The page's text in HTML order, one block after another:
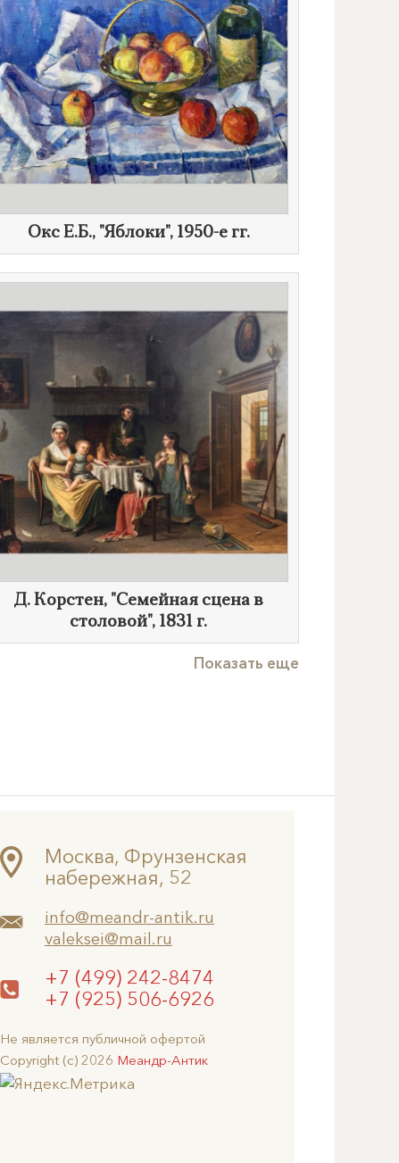
​Окс Е.Б., "Яблоки", 1950-е гг.
Д. Корстен, "Семейная сцена в
столовой", 1831 г.
Показать еще
Москва, Фрунзенская
набережная, 52
info@meandr-antik.ru
valeksei@mail.ru
+7 (499) 242-8474
+7 (925) 506-6926
Не является публичной офертой
Copyright (c) 2026 Меандр-Антик